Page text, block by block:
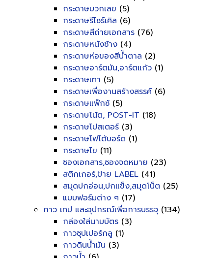
กระดาษบวกเลข (5)
กระดาษรีไซร์เคิล (6)
กระดาษสีถ่ายเอกสาร (76)
กระดาษหนังช้าง (4)
กระดาษห่อของสีน้ำตาล (2)
กระดาษอาร์ตมัน,อาร์ตแก้ว (1)
กระดาษเทา (5)
กระดาษเพื่องานสร้างสรรค์ (6)
กระดาษแฟ็กซ์ (5)
กระดาษโน้ต, POST-IT (18)
กระดาษโปสเตอร์ (3)
กระดาษโฟโต้บอร์ด (1)
กระดาษไข (11)
ซองเอกสาร,ซองจดหมาย (23)
สติกเกอร์,ป้าย LABEL (41)
สมุดปกอ่อน,ปกแข็ง,สมุดโน็ต (25)
แบบฟอร์มต่าง ๆ (17)
กาว เทป และอุปกรณ์เพื่อการบรรจุ (134)
กล่องใส่นามบัตร (3)
กาวซุปเปอร์กลู (1)
กาวดินน้ำมัน (3)